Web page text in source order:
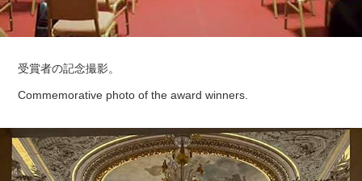
受賞者の記念撮影。
Commemorative photo of the award winners.